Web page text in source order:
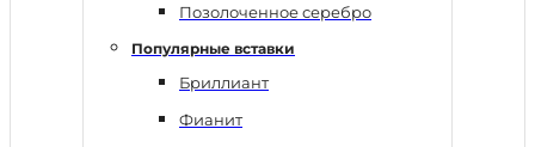
Позолоченное серебро
Популярные вставки
Бриллиант
Фианит